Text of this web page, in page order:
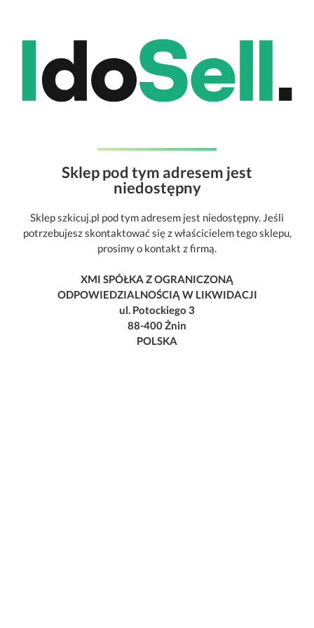
Sklep pod tym adresem jest
niedostępny
Sklep szkicuj.pl pod tym adresem jest niedostępny. Jeśli
potrzebujesz skontaktować się z właścicielem tego sklepu,
prosimy o kontakt z firmą.
XMI SPÓŁKA Z OGRANICZONĄ
ODPOWIEDZIALNOŚCIĄ W LIKWIDACJI
ul. Potockiego 3
88-400 Żnin
POLSKA